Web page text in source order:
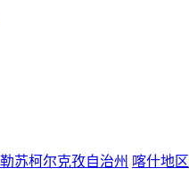
苏柯尔克孜自治州 喀什地区